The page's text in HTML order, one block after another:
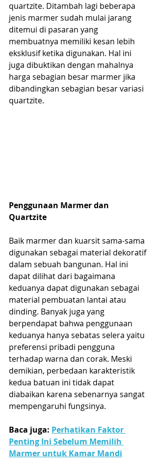
quartzite. Ditambah lagi beberapa
jenis marmer sudah mulai jarang
ditemui di pasaran yang
membuatnya memiliki kesan lebih
eksklusif ketika digunakan. Hal ini
juga dibuktikan dengan mahalnya
harga sebagian besar marmer jika
dibandingkan sebagian besar variasi
quartzite.
Penggunaan Marmer dan
Quartzite
Baik marmer dan kuarsit sama-sama
digunakan sebagai material dekoratif
dalam sebuah bangunan. Hal ini
dapat dilihat dari bagaimana
keduanya dapat digunakan sebagai
material pembuatan lantai atau
dinding. Banyak juga yang
berpendapat bahwa penggunaan
keduanya hanya sebatas selera yaitu
preferensi pribadi pengguna
terhadap warna dan corak. Meski
demikian, perbedaan karakteristik
kedua batuan ini tidak dapat
diabaikan karena sebenarnya sangat
mempengaruhi fungsinya.
Baca juga: Perhatikan Faktor
Penting Ini Sebelum Memilih
Marmer untuk Kamar Mandi